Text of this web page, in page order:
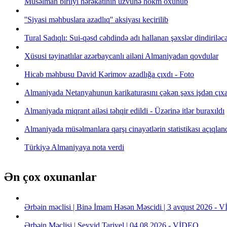
''Siyasi məhbuslara azadlıq'' aksiyası keçirilib
Tural Sadıqlı: Sui-qəsd cəhdində adı hallanan şəxslər
Xüsusi təyinatlılar azərbaycanlı ailəni Almaniyadan qovdular
Hicab məhbusu David Kərimov azadlığa çıxdı - Foto
Almaniyada Netanyahunun karikaturasını çəkən şəxs işdən
Almaniyada miqrant ailəsi təhqir edildi - Üzərinə itlər buraxıldı
Almaniyada müsəlmanlara qarşı cinayətlərin statistikası
Türkiyə Almaniyaya nota verdi
Ən çox oxunanlar
Ərbəin məclisi | Binə İmam Həsən Məscidi | 3 avqust 2026 -